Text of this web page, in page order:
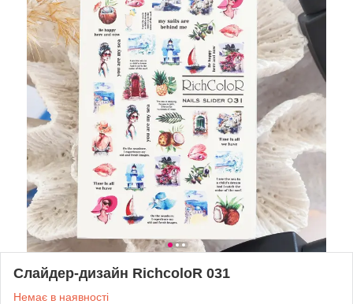
Слайдер-дизайн RichcoloR 031
Немає в наявності